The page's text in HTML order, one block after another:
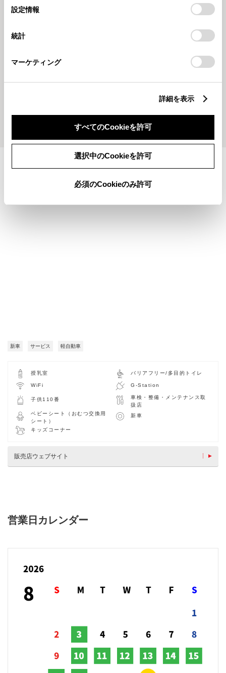
デバイスにすべてのCookie(クッキー)が保存されることに同
意したことになります。Cookie(クッキー)のオプトアウト、
設定の変更、同意を撤回したりするにあたっては、当社の
「Cookie（クッキー）情報の取り扱いについて
」をご覧くだ
設定情報
統計
マーケティング
詳細を表示
すべてのCookieを許可
選択中のCookieを許可
必須のCookieのみ許可
2026715
🏖流通センター店🏖一人一花運
もっとみる
施設情報・サービス
新車 サービス 軽自動車
授乳室 バリアフリー/多目的トイレ
WiFi G-Station
子供110番
車検・整備・メンテナンス取
扱店
ベビーシート（おむつ交換用
シート）
新車
キッズコーナー
販売店ウェブサイト
営業日カレンダー